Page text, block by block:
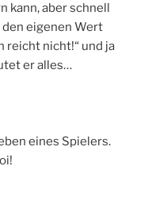
aber schnell
den eigenen Wert
reicht nicht!“ und ja
er alles…
eines Spielers.